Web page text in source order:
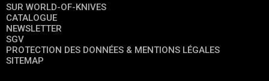
SUR WORLD-OF-KNIVES
CATALOGUE
NEWSLETTER
SGV
PROTECTION DES DONNÉES & MENTIONS LÉGALES
SITEMAP